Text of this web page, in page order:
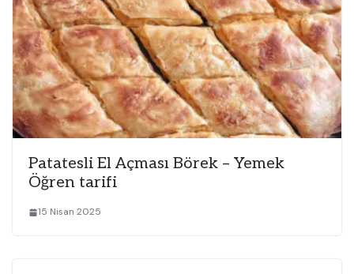
Patatesli El Açması Börek – Yemek
Öğren tarifi
15 Nisan 2025